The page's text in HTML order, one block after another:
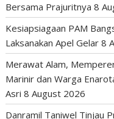
Bersama Prajuritnya 8
Kesiapsiagaan PAM
Laksanakan Apel Gelar 8
Merawat Alam,
Marinir dan Warga
Asri 8 August 2026
Danramil Taniwel Tinjau